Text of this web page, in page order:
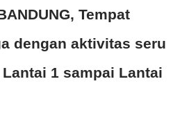
Tempat
dengan aktivitas seru
1 sampai Lantai